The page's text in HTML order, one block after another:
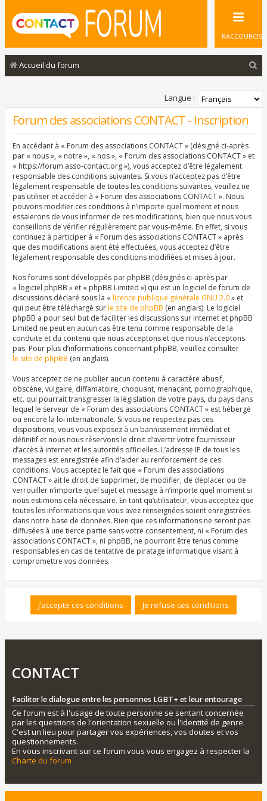
RACCOURCIS
Accueil du forum
c
Langue :
Forum des associations CONTACT - Inscription
En accédant à « Forum des associations CONTACT » (désigné ci-après
par « nous », « notre », « nos », « Forum des associations CONTACT » et
« https://forum.asso-contact.org »), vous acceptez d’être légalement
responsable des conditions suivantes. Si vous n’acceptez pas d’être
légalement responsable de toutes les conditions suivantes, veuillez ne
pas utiliser et accéder à « Forum des associations CONTACT ». Nous
pouvons modifier ces conditions à n’importe quel moment et nous
essaierons de vous informer de ces modifications, bien que nous vous
conseillons de vérifier régulièrement par vous-même. En effet, si vous
continuez à participer à « Forum des associations CONTACT » après
que des modifications aient été effectuées, vous acceptez d’être
légalement responsable des conditions modifiées et mises à jour.
Nos forums sont développés par phpBB (désignés ci-après par
« logiciel phpBB » et « phpBB Limited ») qui est un logiciel de forum de
discussions déclaré sous la « licence publique générale GNU 2.0» et
qui peut être téléchargé surle site de phpBB (en anglais). Le logiciel
phpBB a pour seul but de faciliter les discussions sur internet et phpBB
Limited ne peut en aucun cas être tenu comme responsable de la
conduite et du contenu que nous acceptons et que nous n’acceptons
pas. Pour plus d’informations concernant phpBB, veuillez consulter
le site de phpBB (en anglais).
Vous acceptez de ne publier aucun contenu à caractère abusif,
obscène, vulgaire, diffamatoire, choquant, menaçant, pornographique,
etc. qui pourrait transgresser la législation de votre pays, du pays dans
lequel le serveur de « Forum des associations CONTACT » est hébergé
ou encore la loi internationale. Si vous ne respectez pas ces
dispositions, vous vous exposez à un bannissement immédiat et
définitif et nous nous réservons le droit d’avertir votre fournisseur
d’accès à internet et les autorités officielles. L’adresse IP de tous les
messages est enregistrée afin d’aider au renforcement de ces
conditions. Vous acceptez le fait que « Forum des associations
CONTACT » ait le droit de supprimer, de modifier, de déplacer ou de
verrouiller n’importe quel sujet et message à n’importe quel moment si
nous estimons cela nécessaire. En tant qu’utilisateur, vous acceptez que
toutes les informations que vous avez renseignées soient enregistrées
dans notre base de données. Bien que ces informations ne seront pas
diffusées à une tierce partie sans votre consentement, ni « Forum des
associations CONTACT », ni phpBB, ne pourront être tenus comme
responsables en cas de tentative de piratage informatique visant à
compromettre vos données.
CONTACT
Faciliter le dialogue entre les personnes LGBT+ et leur entourage
Ce forum est à l'usage de toute personne se sentant concernée
par les questions de l'orientation sexuelle ou l'identité de genre.
C'est un lieu pour partager vos expériences, vos doutes et vos
questionnements.
En vous inscrivant sur ce forum vous vous engagez à respecter la
Charte du forum